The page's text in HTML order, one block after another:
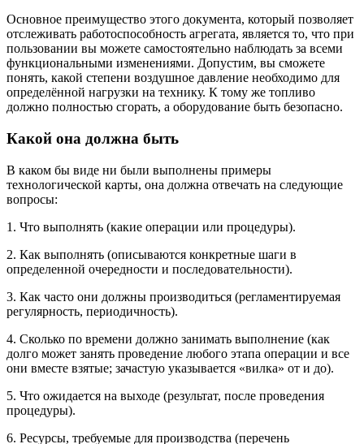
Основное преимущество этого документа, который позволяет
отслеживать работоспособность агрегата, является то, что при
пользовании вы можете самостоятельно наблюдать за всеми
функциональными изменениями. Допустим, вы сможете
понять, какой степени воздушное давление необходимо для
определённой нагрузки на технику. К тому же топливо
должно полностью сгорать, а оборудование быть безопасно.
Какой она должна быть
В каком бы виде ни были выполнены примеры
технологической карты, она должна отвечать на следующие
вопросы:
1. Что выполнять (какие операции или процедуры).
2. Как выполнять (описываются конкретные шаги в
определенной очередности и последовательности).
3. Как часто они должны производиться (регламентируемая
регулярность, периодичность).
4. Сколько по времени должно занимать выполнение (как
долго может занять проведение любого этапа операции и все
они вместе взятые; зачастую указывается «вилка» от и до).
5. Что ожидается на выходе (результат, после проведения
процедуры).
6. Ресурсы, требуемые для производства (перечень